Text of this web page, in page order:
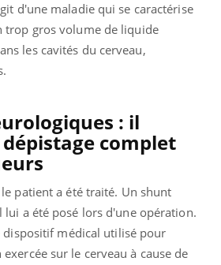
d'une maladie qui se caractérise
trop gros volume de liquide
les cavités du cerveau,
: il
complet
patient a été traité. Un shunt
a été posé lors d'une opération.
dispositif médical utilisé pour
sur le cerveau à cause de